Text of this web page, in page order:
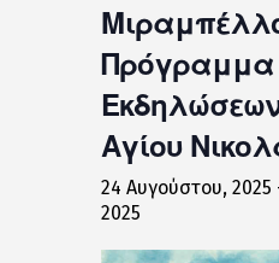
Πρόγραμμα
Αγίου
24 Αυγούστου, 2025
2025